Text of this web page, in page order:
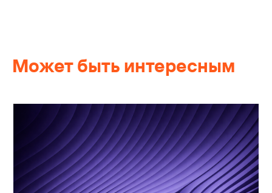
Может быть интересным